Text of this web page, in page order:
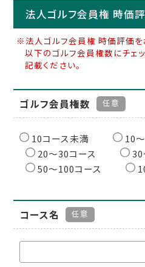
法人ゴルフ会員権 時価
※法人ゴルフ会員権 時価評価を
以下のゴルフ会員権数にチェ
記載ください。
ゴルフ会員権数 任意
10コース未満
10
20〜30コース
30
50〜100コース
コース名 任意